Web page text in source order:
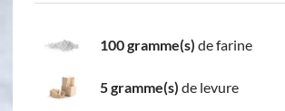
100 gramme(s) de farine
5 gramme(s) de levure